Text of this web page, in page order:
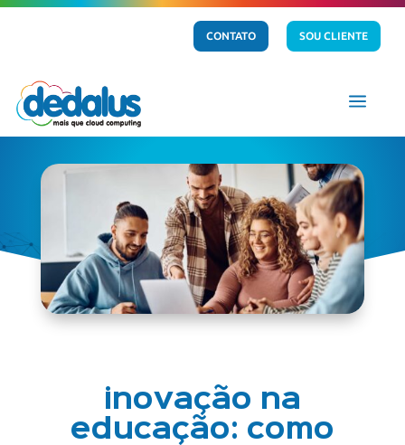
CONTATO SOU CLIENTE
a
inovação na
educação: como